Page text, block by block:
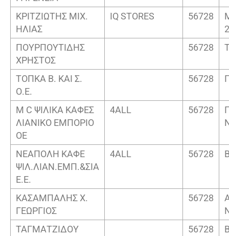
ΚΡΙΤΖΙΩΤΗΣ ΜΙΧ.
ΗΛΙΑΣ
IQ STORES 56728
ΠΟΥΡΠΟΥΤΙΔΗΣ
ΧΡΗΣΤΟΣ
56728
ΤΟΠΚΑ Β. ΚΑΙ Σ.
Ο.Ε.
56728
M C ΨΙΛΙΚΑ ΚΑΦΕΣ
ΛΙΑΝΙΚΟ ΕΜΠΟΡΙΟ
ΟΕ
4ALL 56728
ΝΕΑΠΟΛΗ ΚΑΦΕ
ΨΙΛ.ΛΙΑΝ.ΕΜΠ.&ΣΙΑ
Ε.Ε.
4ALL 56728
ΚΑΣΑΜΠΑΛΗΣ Χ.
ΓΕΩΡΓΙΟΣ
56728
ΤΑΓΜΑΤΖΙΔΟΥ
56728